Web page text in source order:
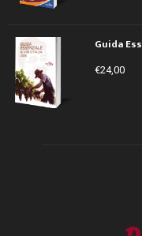
Guida
€24,00